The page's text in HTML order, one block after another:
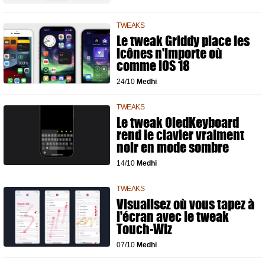
TWEAKS
Le tweak Griddy place les
icônes n'importe où
comme iOS 18
24/10 Medhi
TWEAKS
Le tweak OledKeyboard
rend le clavier vraiment
noir en mode sombre
14/10 Medhi
TWEAKS
Visualisez où vous tapez à
l'écran avec le tweak
Touch-Wiz
07/10 Medhi